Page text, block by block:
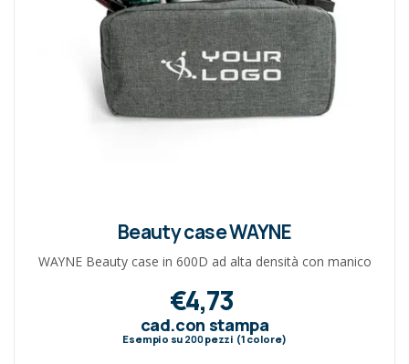
Beauty case WAYNE
WAYNE Beauty case in 600D ad alta densità con manico
€4,73
cad.con stampa
Esempio su 200pezzi (1 colore)